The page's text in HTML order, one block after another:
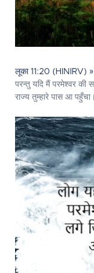
लूका 11:20 (HINIRV) »
परन्तु यदि मैं परमेश्‍वर की
राज्य तुम्हारे पास आ पहुँचा।